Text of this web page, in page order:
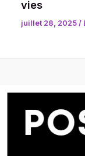
vies
juillet 28, 2025 /